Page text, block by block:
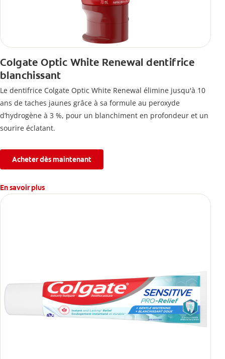
Colgate Optic White Renewal dentifrice
blanchissant
Le dentifrice Colgate Optic White Renewal élimine jusqu'à 10
ans de taches jaunes grâce à sa formule au peroxyde
d’hydrogène à 3 %, pour un blanchiment en profondeur et un
sourire éclatant.
Acheter dès maintenant
En savoir plus